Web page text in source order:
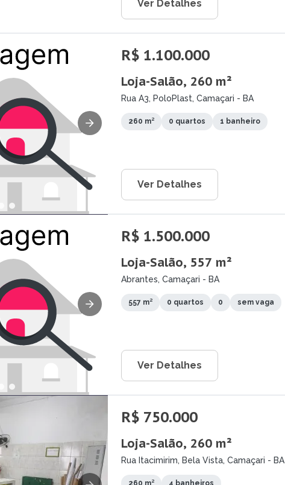
Ver Detalhes
R$ 1.100.000
Loja-Salão, 260 m²
Rua A3, PoloPlast, Camaçari - BA
260 m² 0 quartos 1 banheiro
Ver Detalhes
R$ 1.500.000
Loja-Salão, 557 m²
Abrantes, Camaçari - BA
557 m² 0 quartos 0 sem vaga
Ver Detalhes
R$ 750.000
Loja-Salão, 260 m²
Rua Itacimirim, Bela Vista, Camaçari - BA
260 m² 4 banheiros